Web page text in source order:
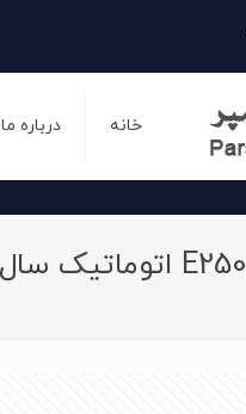
خانه درباره ما